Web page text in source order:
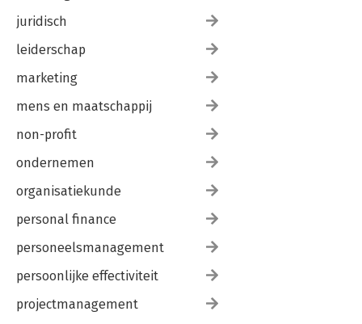
juridisch
leiderschap
marketing
mens en maatschappij
non-profit
ondernemen
organisatiekunde
personal finance
personeelsmanagement
persoonlijke effectiviteit
projectmanagement